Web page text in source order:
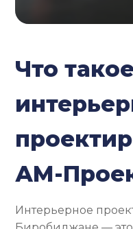
Что
АМ-
Интерьерное